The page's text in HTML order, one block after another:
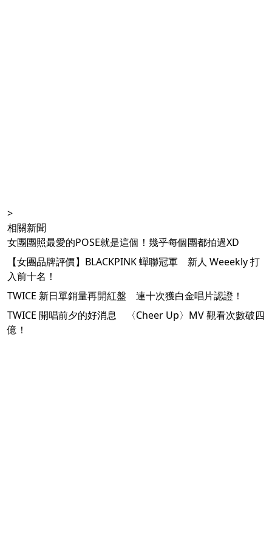
>
相關新聞
女團團照最愛的POSE就是這個！幾乎每個團都拍過XD
【女團品牌評價】BLACKPINK 蟬聯冠軍 新人 Weeekly 打
入前十名！
TWICE 新日單銷量再開紅盤 連十次獲白金唱片認證！
TWICE 開唱前夕的好消息 〈Cheer Up〉MV 觀看次數破四
億！